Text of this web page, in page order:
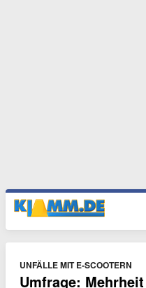
UNFÄLLE MIT E-SCOOTERN
Umfrage: